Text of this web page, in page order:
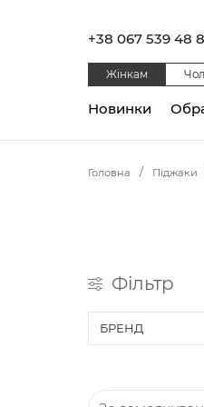
+38 067 539 48
Жінкам
Новинки
Головна Піджаки
Фільтр
БРЕНД